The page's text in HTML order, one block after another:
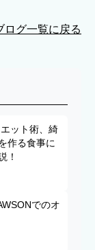
ログ一覧に戻る
ット術、綺
作る食事に
！
でのオ